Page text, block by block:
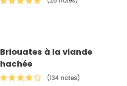
Briouates à la viande
hachée
(134 notes)